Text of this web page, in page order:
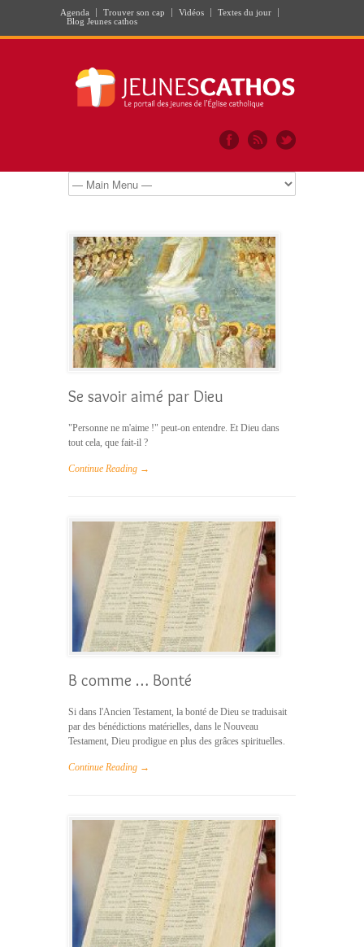
Agenda Trouver son cap Vidéos
Textes du jour
Blog Jeunes cathos
Se savoir aimé par Dieu
"Personne ne m'aime !" peut-on entendre. Et Dieu dans
tout cela, que fait-il ?
Continue Reading →
B comme … Bonté
Si dans l'Ancien Testament, la bonté de Dieu se traduisait
par des bénédictions matérielles, dans le Nouveau
Testament, Dieu prodigue en plus des grâces spirituelles.
Continue Reading →